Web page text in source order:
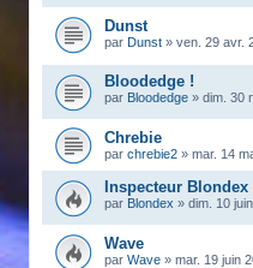
Dunst
par Dunst » ven. 29 avr.
Bloodedge !
par Bloodedge » dim. 30
Chrebie
par chrebie2 » mar. 14
Inspecteur Blondex
par Blondex » dim. 10
Wave
par Wave » mar. 19 juin